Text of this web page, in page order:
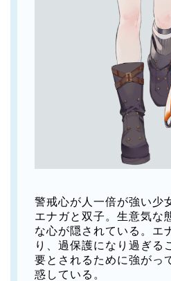
警戒心が人一倍が強い少
エナガと双子。生意気な
な心が隠されている。エ
り、過保護になり過ぎる
要とされるために強がっ
惑している。